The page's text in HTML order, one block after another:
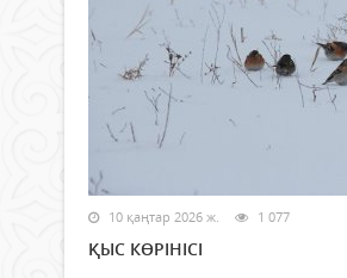
10 қаңтар 2026 ж. 1 077
ҚЫС КӨРІНІСІ